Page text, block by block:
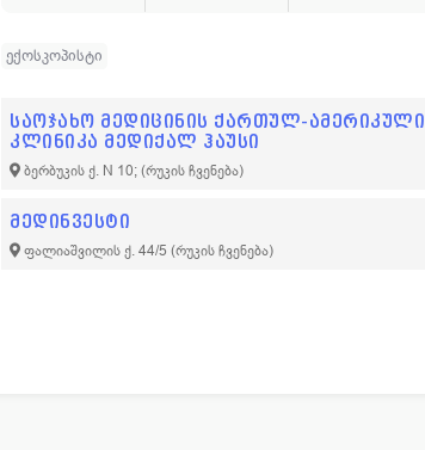
ექოსკოპისტი
საოჯახო მედიცინის ქართულ-ამერიკული
კლინიკა მედიქალ ჰაუსი
ბერბუკის ქ. N 10;(რუკის ჩვენება)
მედინვესტი
ფალიაშვილის ქ. 44/5(რუკის ჩვენება)